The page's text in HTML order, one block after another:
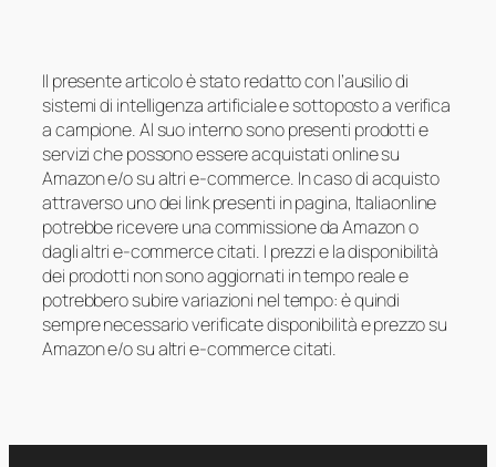
Il presente articolo è stato redatto con l’ausilio di
sistemi di intelligenza artificiale e sottoposto a verifica
a campione. Al suo interno sono presenti prodotti e
servizi che possono essere acquistati online su
Amazon e/o su altri e-commerce. In caso di acquisto
attraverso uno dei link presenti in pagina, Italiaonline
potrebbe ricevere una commissione da Amazon o
dagli altri e-commerce citati. I prezzi e la disponibilità
dei prodotti non sono aggiornati in tempo reale e
potrebbero subire variazioni nel tempo: è quindi
sempre necessario verificate disponibilità e prezzo su
Amazon e/o su altri e-commerce citati.